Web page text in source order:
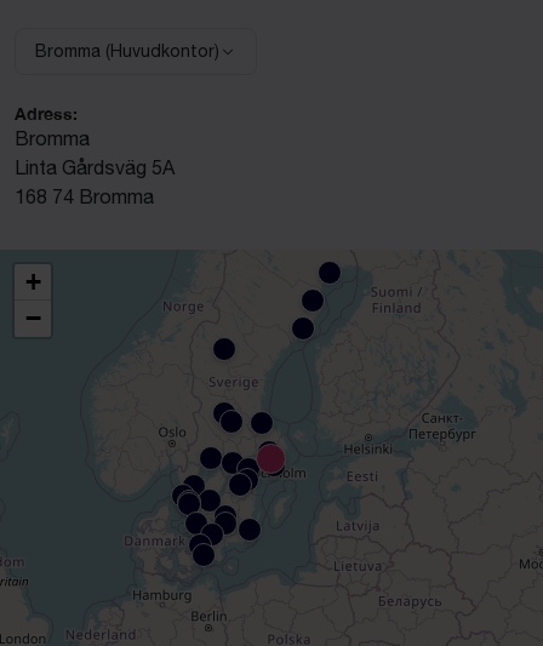
Välj anläggning:
Bromma (Huvudkontor)
Adress:
Bromma
Linta Gårdsväg 5A
168 74 Bromma
+
−